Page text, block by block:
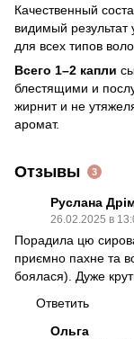
Качественный
видимый
для всех типов
Всего 1–2 капли
блестящими и
жирнит и не
аромат.
Отзывы 3
Руслана
26.02.2025 в
Порадила цю
приємно пахне та
боялася). Дуже
Ответить
Ольга